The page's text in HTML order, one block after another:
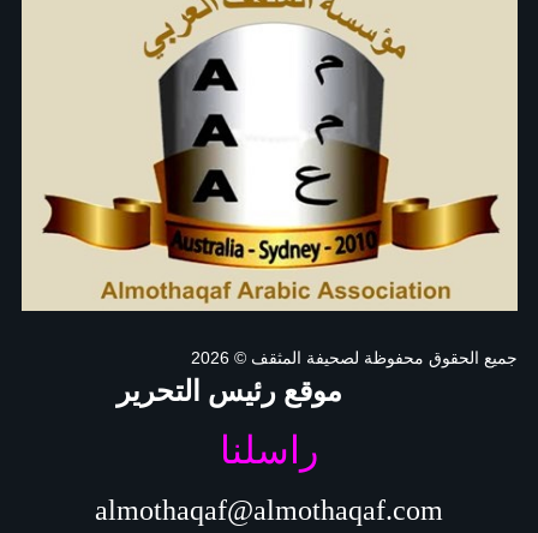
جميع الحقوق محفوظة لصحيفة المثقف© 2026
موقع رئيس التحرير
راسلنا
almothaqaf@almothaqaf.com